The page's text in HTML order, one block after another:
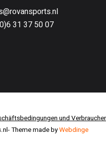
31 37 50 07
und
- Theme made byWebdinge